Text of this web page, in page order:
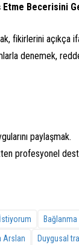
Etme Becerisini
fikirlerini açıkça
denemek,
paylaşmak.
profesyonel
Arslan Duygusal